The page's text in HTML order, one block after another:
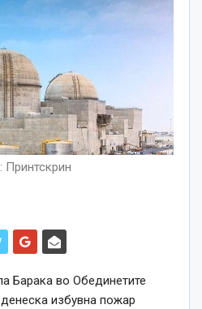
Принтскрин
Барака во Обединетите
избувна пожар